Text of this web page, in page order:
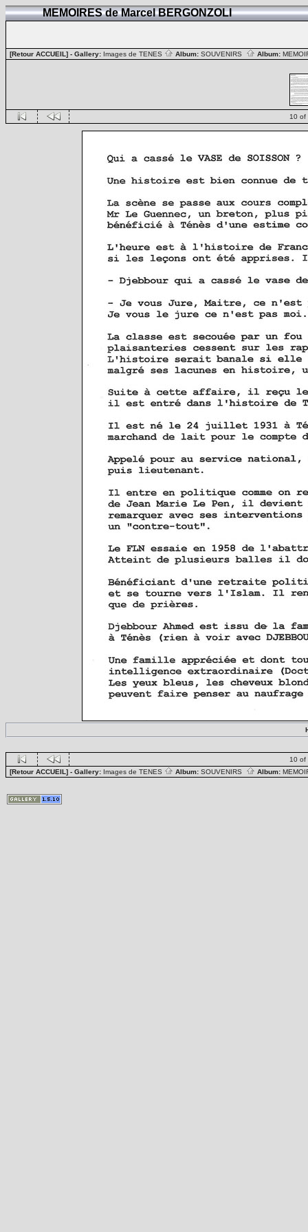
MEMOIRES de Marcel BERGONZOLI
[Retour ACCUEIL] - Gallery: Images de TENES Album: SOUVENIRS Album:
10 of
10 of
[Retour ACCUEIL] - Gallery: Images de TENES Album: SOUVENIRS Album: